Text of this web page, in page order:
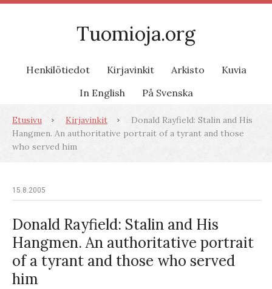
Tuomioja.org
Henkilötiedot Kirjavinkit Arkisto
Kuvia
In English
På Svenska
Etusivu Kirjavinkit
Donald Rayfield: Stalin and His
Hangmen. An authoritative portrait of a tyrant and those
who served him
15.8.2005
Donald Rayfield: Stalin and His
Hangmen. An authoritative portrait
of a tyrant and those who served
him